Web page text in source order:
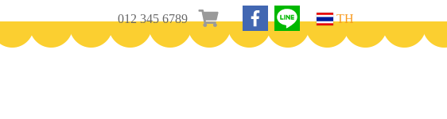
012 345 6789 TH